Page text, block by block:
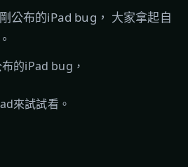
公布的iPad bug， 大家拿起自
的iPad bug，
來試試看。